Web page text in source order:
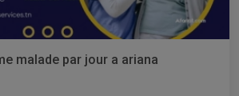
malade par jour a ariana